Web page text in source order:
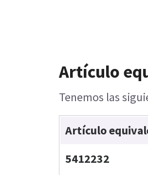
Artículo
Tenemos las
Artículo
5412232